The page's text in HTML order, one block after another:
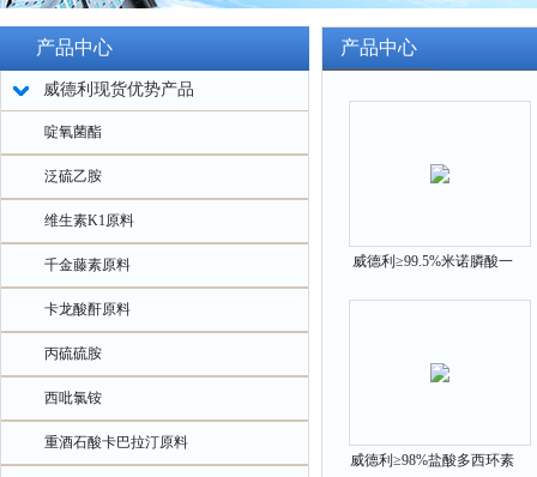
产品中心
威德利现货优势产品
啶氧菌酯
泛硫乙胺
维生素K1原料
千金藤素原料
卡龙酸酐原料
丙硫硫胺
西吡氯铵
重酒石酸卡巴拉汀原料
产品中心
威德利≥99.5%米诺膦酸一
威德利≥98%盐酸多西环素